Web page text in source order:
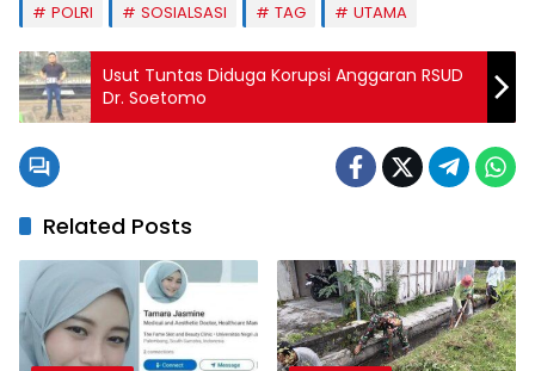
POLRI
SOSIALSASI TAG UTAMA
Usut Tuntas Diduga Korupsi Anggaran RSUD
Dr. Soetomo
Related Posts